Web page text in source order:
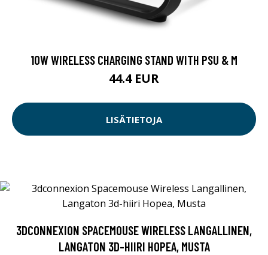
10W WIRELESS CHARGING STAND WITH PSU & M
44.4 EUR
LISÄTIETOJA
3DCONNEXION SPACEMOUSE WIRELESS LANGALLINEN,
LANGATON 3D-HIIRI HOPEA, MUSTA